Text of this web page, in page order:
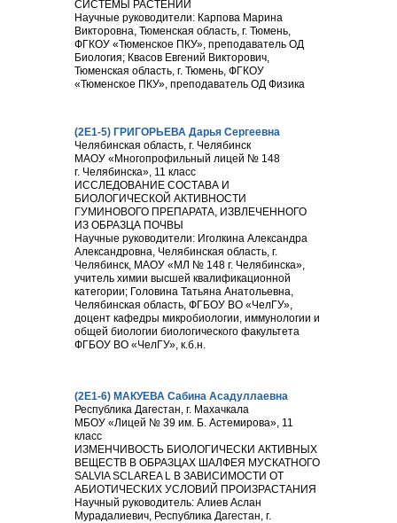
СИСТЕМЫ РАСТЕНИЙ
Научные руководители: Карпова Марина
Викторовна, Тюменская область, г. Тюмень,
ФГКОУ «Тюменское ПКУ», преподаватель ОД
Биология; Квасов Евгений Викторович,
Тюменская область, г. Тюмень, ФГКОУ
«Тюменское ПКУ», преподаватель ОД Физика
(2Е1-5) ГРИГОРЬЕВА Дарья Сергеевна
Челябинская область, г. Челябинск
МАОУ «Многопрофильный лицей № 148
г. Челябинска», 11 класс
ИССЛЕДОВАНИЕ СОСТАВА И
БИОЛОГИЧЕСКОЙ АКТИВНОСТИ
ГУМИНОВОГО ПРЕПАРАТА, ИЗВЛЕЧЕННОГО
ИЗ ОБРАЗЦА ПОЧВЫ
Научные руководители: Иголкина Александра
Александровна, Челябинская область, г.
Челябинск, МАОУ «МЛ № 148 г. Челябинска»,
учитель химии высшей квалификационной
категории; Головина Татьяна Анатольевна,
Челябинская область, ФГБОУ ВО «ЧелГУ»,
доцент кафедры микробиологии, иммунологии и
общей биологии биологического факультета
ФГБОУ ВО «ЧелГУ», к.б.н.
(2Е1-6) МАКУЕВА Сабина Асадуллаевна
Республика Дагестан, г. Махачкала
МБОУ «Лицей № 39 им. Б. Астемирова», 11
класс
ИЗМЕНЧИВОСТЬ БИОЛОГИЧЕСКИ АКТИВНЫХ
ВЕЩЕСТВ В ОБРАЗЦАХ ШАЛФЕЯ МУСКАТНОГО
SALVIA SCLAREA L В ЗАВИСИМОСТИ ОТ
АБИОТИЧЕСКИХ УСЛОВИЙ ПРОИЗРАСТАНИЯ
Научный руководитель: Алиев Аслан
Мурадалиевич, Республика Дагестан, г.